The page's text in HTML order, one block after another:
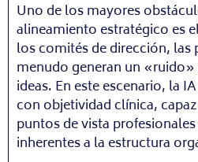
Uno de los mayores
alineamiento estratégico es
los comités de dirección, las
menudo generan un
ideas. En este escenario, la
con objetividad clínica,
puntos de vista
inherentes a la estructura